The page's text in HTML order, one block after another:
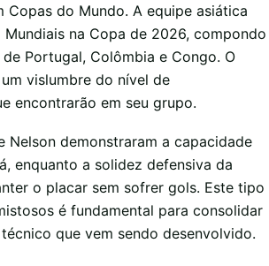
Copas do Mundo. A equipe asiática
Mundiais na Copa de 2026, compondo
Portugal, Colômbia e Congo. O
vislumbre do nível de
encontrarão em seu grupo.
Nelson demonstraram a capacidade
enquanto a solidez defensiva da
o placar sem sofrer gols. Este tipo
é fundamental para consolidar
que vem sendo desenvolvido.